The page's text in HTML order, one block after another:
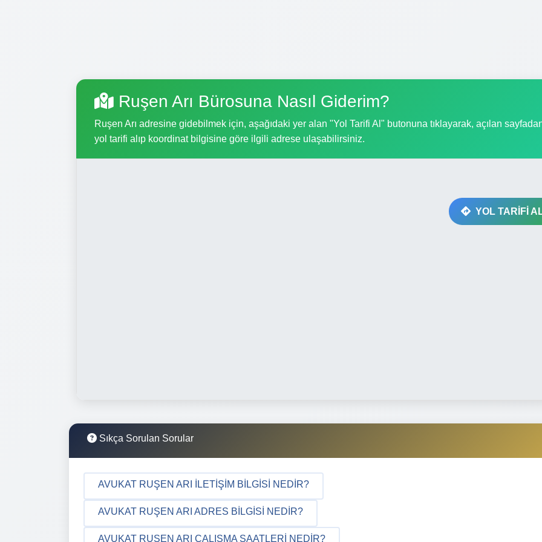
Ruşen Arı Bürosuna Nasıl Giderim?
Ruşen Arı adresine gidebilmek için, aşağıdaki yer alan "Yol Tarifi Al" butonuna tıklayarak, açılan
yol tarifi alıp koordinat bilgisine göre ilgili adrese ulaşabilirsiniz.
YOL TARİFİ
Sıkça Sorulan Sorular
AVUKAT RUŞEN ARI İLETIŞIM BILGISI NEDIR?
AVUKAT RUŞEN ARI ADRES BILGISI NEDIR?
AVUKAT RUŞEN ARI ÇALIŞMA SAATLERI NEDIR?